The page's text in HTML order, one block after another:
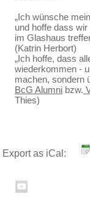
„Ich wünsche
und hoffe dass
im Glashaus
(Katrin Herbort)
„Ich hoffe, dass
wiederkommen -
machen, sondern
BcG Alumni bzw.
Thies)
Export as iCal: